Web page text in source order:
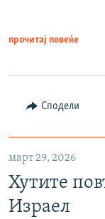
прочитај повеќе
Сподели
март 29, 2026
Хутите
Израел